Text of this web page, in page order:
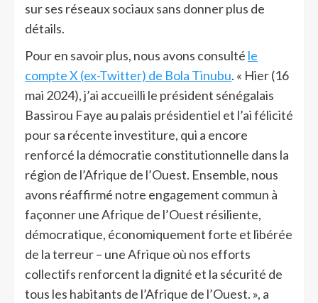
sur ses réseaux sociaux sans donner plus de
détails.
Pour en savoir plus, nous avons consulté le
compte X (ex-Twitter) de Bola Tinubu. « Hier (16
mai 2024), j’ai accueilli le président sénégalais
Bassirou Faye au palais présidentiel et l’ai félicité
pour sa récente investiture, qui a encore
renforcé la démocratie constitutionnelle dans la
région de l’Afrique de l’Ouest. Ensemble, nous
avons réaffirmé notre engagement commun à
façonner une Afrique de l’Ouest résiliente,
démocratique, économiquement forte et libérée
de la terreur – une Afrique où nos efforts
collectifs renforcent la dignité et la sécurité de
tous les habitants de l’Afrique de l’Ouest. », a